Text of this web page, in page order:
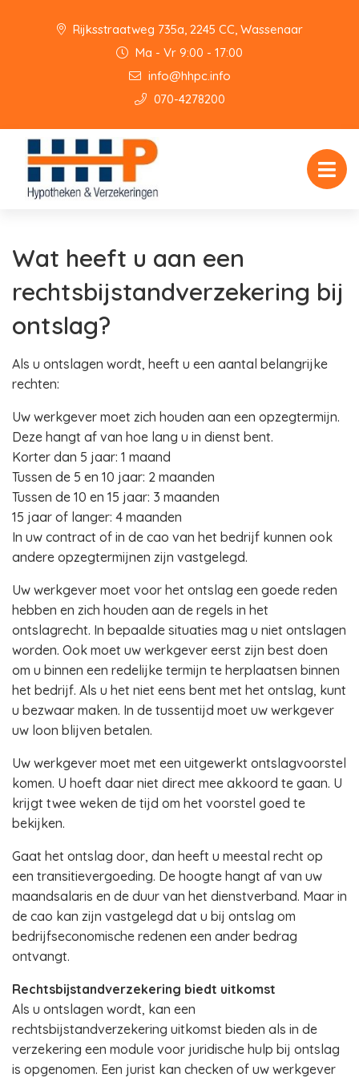
Rijksstraatweg 735a, 2245 CC, Wassenaar
Ma - Vr 9:00 - 17:00
info@hhpc.info
070-4278200
Wat heeft u aan een
rechtsbijstandverzekering bij
ontslag?
Als u ontslagen wordt, heeft u een aantal belangrijke
rechten:
Uw werkgever moet zich houden aan een opzegtermijn.
Deze hangt af van hoe lang u in dienst bent.
Korter dan 5 jaar: 1 maand
Tussen de 5 en 10 jaar: 2 maanden
Tussen de 10 en 15 jaar: 3 maanden
15 jaar of langer: 4 maanden
In uw contract of in de cao van het bedrijf kunnen ook
andere opzegtermijnen zijn vastgelegd.
Uw werkgever moet voor het ontslag een goede reden
hebben en zich houden aan de regels in het
ontslagrecht. In bepaalde situaties mag u niet ontslagen
worden. Ook moet uw werkgever eerst zijn best doen
om u binnen een redelijke termijn te herplaatsen binnen
het bedrijf. Als u het niet eens bent met het ontslag, kunt
u bezwaar maken. In de tussentijd moet uw werkgever
uw loon blijven betalen.
Uw werkgever moet met een uitgewerkt ontslagvoorstel
komen. U hoeft daar niet direct mee akkoord te gaan. U
krijgt twee weken de tijd om het voorstel goed te
bekijken.
Gaat het ontslag door, dan heeft u meestal recht op
een transitievergoeding. De hoogte hangt af van uw
maandsalaris en de duur van het dienstverband. Maar in
de cao kan zijn vastgelegd dat u bij ontslag om
bedrijfseconomische redenen een ander bedrag
ontvangt.
Rechtsbijstandverzekering biedt uitkomst
Als u ontslagen wordt, kan een
rechtsbijstandverzekering uitkomst bieden als in de
verzekering een module voor juridische hulp bij ontslag
is opgenomen. Een jurist kan checken of uw werkgever